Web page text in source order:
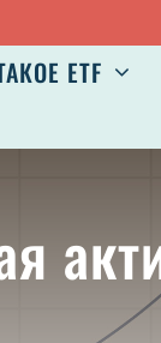
ETF